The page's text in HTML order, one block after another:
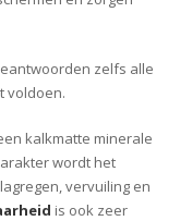
zelfs alle
voldoen.
kalkmatte minerale
wordt het
vervuiling en
is ook zeer